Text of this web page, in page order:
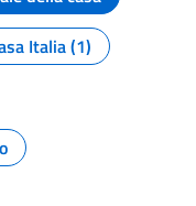
Italia (1)